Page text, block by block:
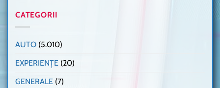
CATEGORII
AUTO (5.010)
EXPERIENȚE (20)
GENERALE (7)